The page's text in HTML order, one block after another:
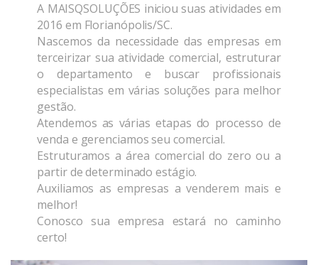
A MAISQSOLUÇÕES iniciou suas atividades em
2016 em Florianópolis/SC.
Nascemos da necessidade das empresas em
terceirizar sua atividade comercial, estruturar
o departamento e buscar profissionais
especialistas em várias soluções para melhor
gestão.
Atendemos as várias etapas do processo de
venda e gerenciamos seu comercial.
Estruturamos a área comercial do zero ou a
partir de determinado estágio.
Auxiliamos as empresas a venderem mais e
melhor!
Conosco sua empresa estará no caminho
certo!